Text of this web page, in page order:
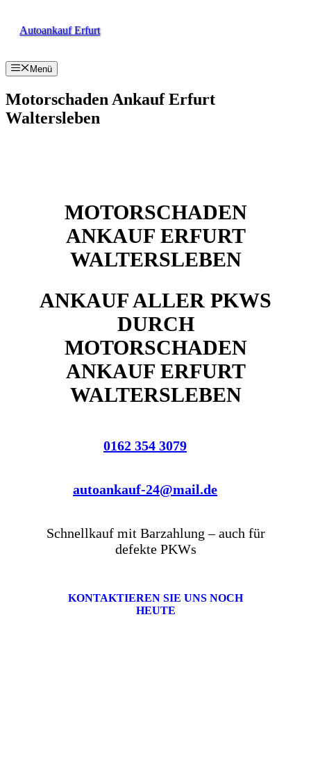
InhaltAutoankauf Erfurt
Menü
Motorschaden Ankauf Erfurt
Waltersleben
MOTORSCHADEN
ANKAUF ERFURT
WALTERSLEBEN
ANKAUF ALLER PKWS
DURCH
MOTORSCHADEN
ANKAUF ERFURT
WALTERSLEBEN
0162 354 3079
autoankauf-24@mail.de
Schnellkauf mit Barzahlung – auch für
defekte PKWs
KONTAKTIEREN SIE UNS NOCH
HEUTE